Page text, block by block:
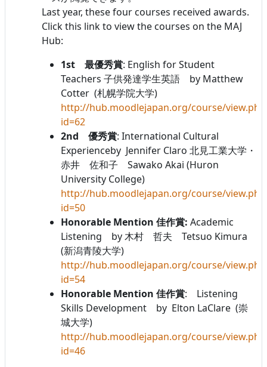
Last year, these four courses received awards.
Click this link to view the courses on the MAJ
Hub:
1st 最優秀賞: English for Student
Teachers 子供発達学生英語 by Matthew
Cotter (札幌学院大学)
http://hub.moodlejapan.org/course/
id=62
2nd 優秀賞: International Cultural
Experienceby Jennifer Claro 北見工業大学・
赤井 佐和子 Sawako Akai (Huron
University College)
http://hub.moodlejapan.org/course/
id=50
Honorable Mention 佳作賞: Academic
Listening by 木村 哲夫 Tetsuo Kimura
(新潟青陵大学)
http://hub.moodlejapan.org/course/
id=54
Honorable Mention 佳作賞: Listening
Skills Development by Elton LaClare (崇
城大学)
http://hub.moodlejapan.org/course/
id=46